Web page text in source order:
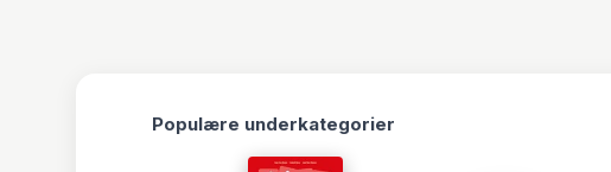
Populære underkategorier